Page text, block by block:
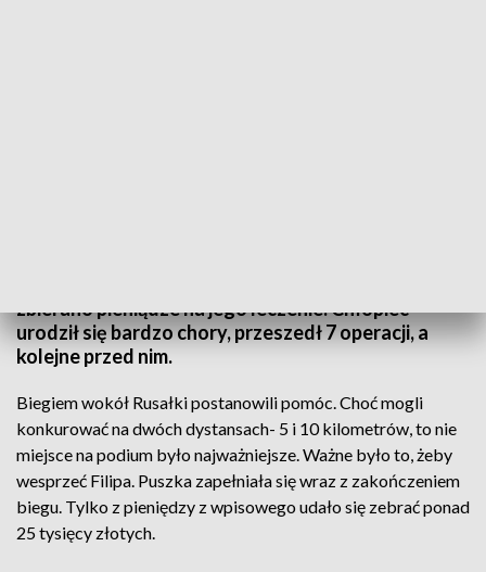
zbierano pieniądze na jego leczenie. Chłopiec
urodził się bardzo chory, przeszedł 7 operacji, a
kolejne przed nim.
Biegiem wokół Rusałki postanowili pomóc. Choć mogli
konkurować na dwóch dystansach- 5 i 10 kilometrów, to nie
miejsce na podium było najważniejsze. Ważne było to, żeby
wesprzeć Filipa. Puszka zapełniała się wraz z zakończeniem
biegu. Tylko z pieniędzy z wpisowego udało się zebrać ponad
25 tysięcy złotych.